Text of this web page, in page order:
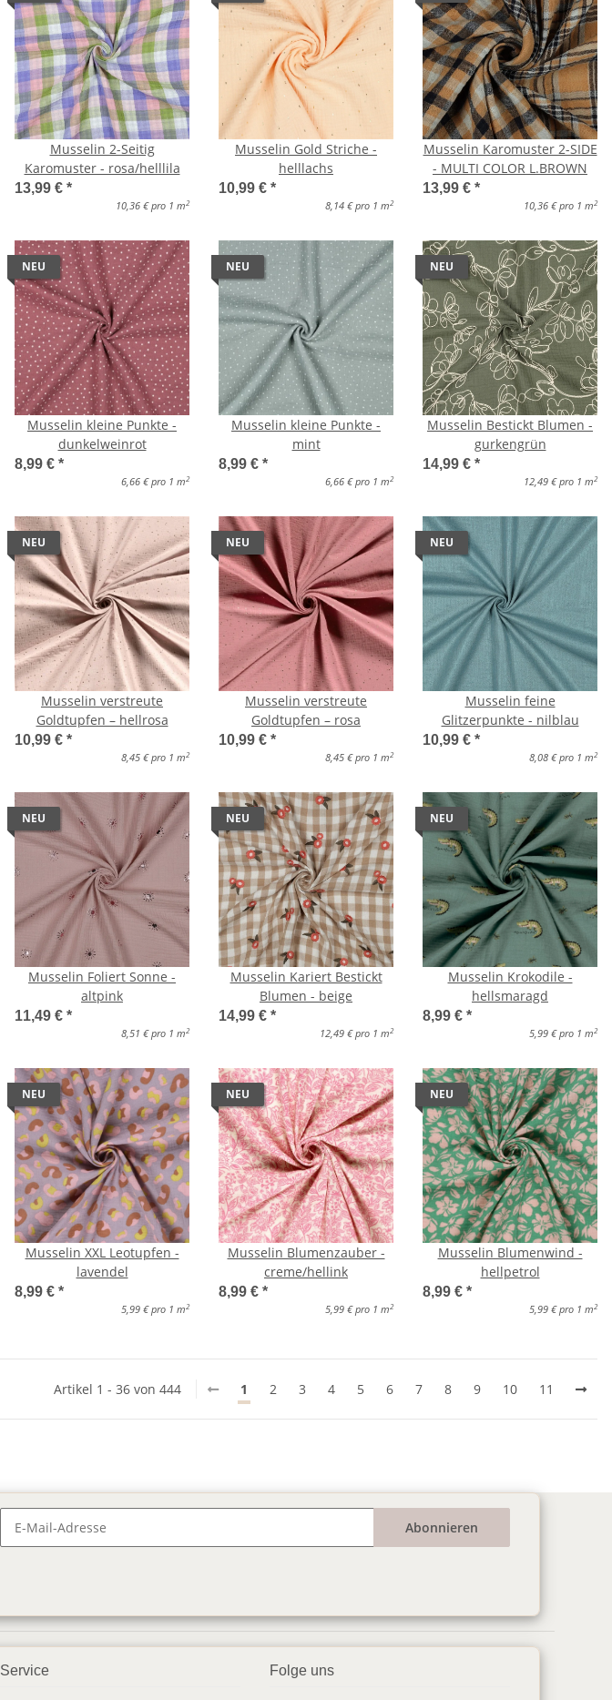
Musselin 2-Seitig
Karomuster - rosa/helllila
13,99 € *
10,36 € pro 1 m2
Musselin Gold Striche -
helllachs
10,99 € *
8,14 € pro 1 m2
Musselin Karomuster 2-SIDE
- MULTI COLOR L.BROWN
13,99 € *
10,36 € pro 1 m2
NEU
Musselin kleine Punkte -
dunkelweinrot
8,99 € *
6,66 € pro 1 m2
NEU
Musselin kleine Punkte -
mint
8,99 € *
6,66 € pro 1 m2
NEU
Musselin Bestickt Blumen -
gurkengrün
14,99 € *
12,49 € pro 1 m2
NEU
Musselin verstreute
Goldtupfen – hellrosa
10,99 € *
8,45 € pro 1 m2
NEU
Musselin verstreute
Goldtupfen – rosa
10,99 € *
8,45 € pro 1 m2
NEU
Musselin feine
Glitzerpunkte - nilblau
10,99 € *
8,08 € pro 1 m2
NEU
Musselin Foliert Sonne -
altpink
11,49 € *
8,51 € pro 1 m2
NEU
Musselin Kariert Bestickt
Blumen - beige
14,99 € *
12,49 € pro 1 m2
NEU
Musselin Krokodile -
hellsmaragd
8,99 € *
5,99 € pro 1 m2
NEU
Musselin XXL Leotupfen -
lavendel
8,99 € *
5,99 € pro 1 m2
NEU
Musselin Blumenzauber -
creme/hellink
8,99 € *
5,99 € pro 1 m2
NEU
Musselin Blumenwind -
hellpetrol
8,99 € *
5,99 € pro 1 m2
Artikel 1 - 36 von 444 1 2 3 4 5 6 7 8 9 10 11
Abonnieren
Service Folge uns